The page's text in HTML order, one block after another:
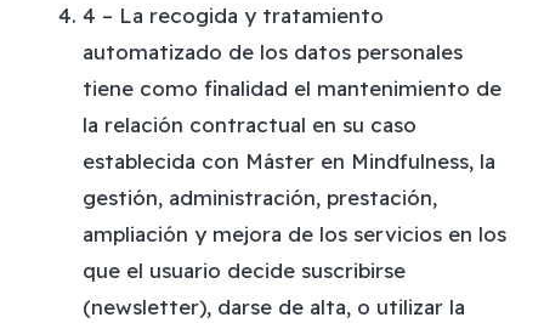
4 – La recogida y tratamiento
automatizado de los datos personales
tiene como finalidad el mantenimiento de
la relación contractual en su caso
establecida con Máster en Mindfulness, la
gestión, administración, prestación,
ampliación y mejora de los servicios en los
que el usuario decide suscribirse
(newsletter), darse de alta, o utilizar la